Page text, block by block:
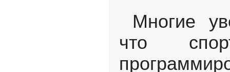
Многие
что